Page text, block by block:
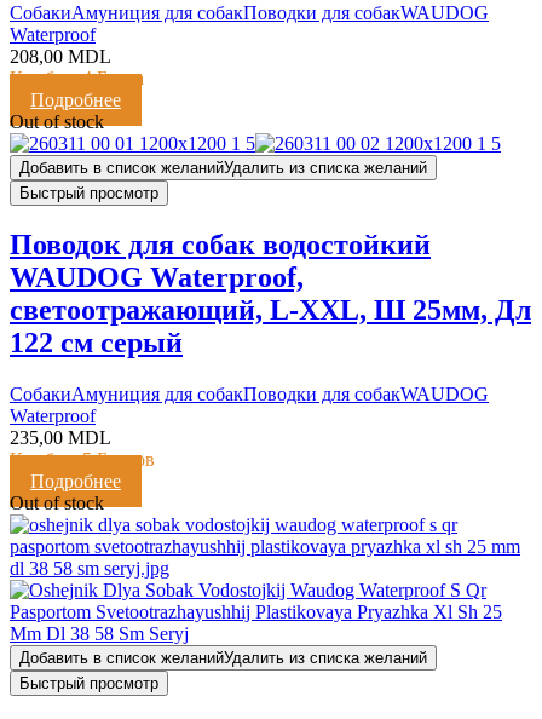
CобакиАмуниция для собакПоводки для собакWAUDOG
Waterproof
208,00 MDL
Кешбэк:4 Балла
Подробнее
Out of stock
Добавить в список желанийУдалить из списка желаний
Быстрый просмотр
Поводок для собак водостойкий
WAUDOG Waterproof,
светоотражающий, L-XXL, Ш 25мм, Дл
122 см серый
CобакиАмуниция для собакПоводки для собакWAUDOG
Waterproof
235,00 MDL
Кешбэк:5 Баллов
Подробнее
Out of stock
Добавить в список желанийУдалить из списка желаний
Быстрый просмотр